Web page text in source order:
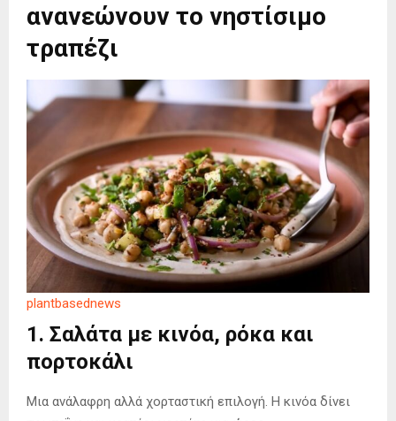
ανανεώνουν το νηστίσιμο
τραπέζι
plantbasednews
1. Σαλάτα με κινόα, ρόκα και
πορτοκάλι
Μια ανάλαφρη αλλά χορταστική επιλογή. Η κινόα δίνει